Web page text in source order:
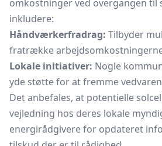
omkostninger ved overgangen til
inkludere:
Håndværkerfradrag: Tilbyder
fratrække
Lokale initiativer: Nogle
yde støtte for at fremme
Det anbefales, at potentielle
vejledning hos deres lokale
energirådgivere for opdateret